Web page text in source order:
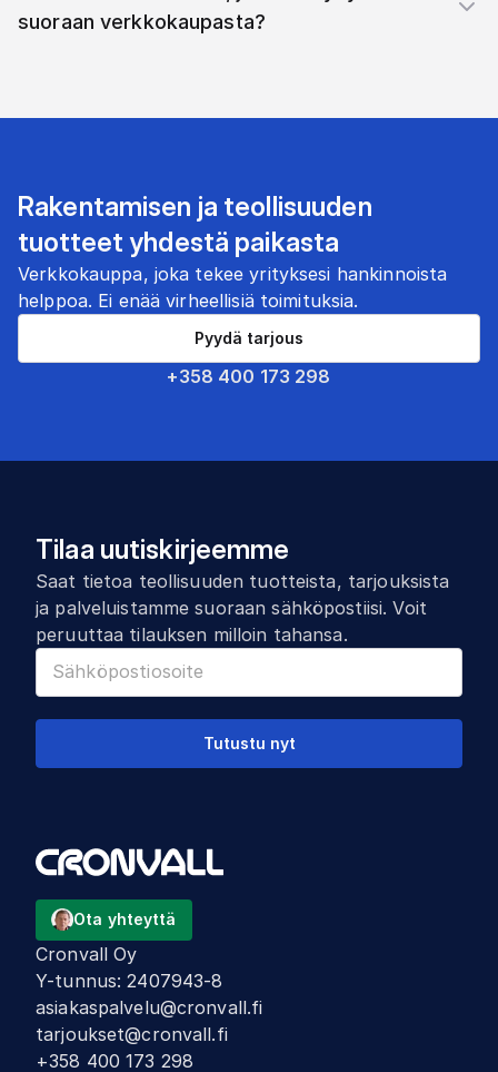
suoraan verkkokaupasta?
Rakentamisen ja teollisuuden
tuotteet yhdestä paikasta
Verkkokauppa, joka tekee yrityksesi hankinnoista
helppoa. Ei enää virheellisiä toimituksia.
+358 400 173 298
Pyydä tarjous
Tilaa uutiskirjeemme
Saat tietoa teollisuuden tuotteista, tarjouksista
ja palveluistamme suoraan sähköpostiisi. Voit
peruuttaa tilauksen milloin tahansa.
Tutustu nyt
Ota yhteyttä
Cronvall Oy
Y-tunnus:2407943-8
asiakaspalvelu@cronvall.fi
tarjoukset@cronvall.fi
+358 400 173 298